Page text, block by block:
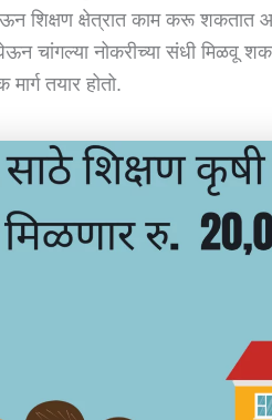
शिक्षण क्षेत्रात काम करू शकतात
चांगल्या नोकरीच्या संधी मिळवू
तयार होतो.